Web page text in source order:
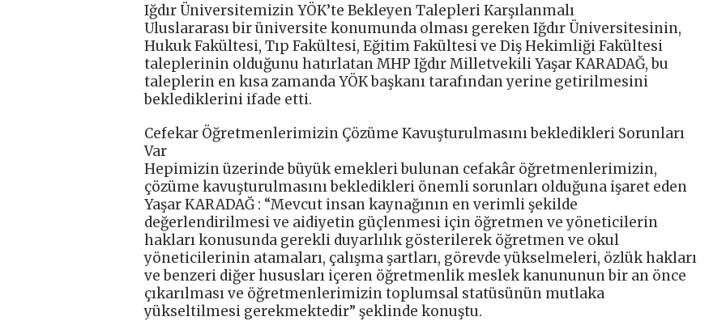
Iğdır Üniversitemizin YÖK’te Bekleyen Talepleri Karşılanmalı
Uluslararası bir üniversite konumunda olması gereken Iğdır Üniversitesinin,
Hukuk Fakültesi, Tıp Fakültesi, Eğitim Fakültesi ve Diş Hekimliği Fakültesi
taleplerinin olduğunu hatırlatan MHP Iğdır Milletvekili Yaşar KARADAĞ, bu
taleplerin en kısa zamanda YÖK başkanı tarafından yerine getirilmesini
beklediklerini ifade etti.
Cefekar Öğretmenlerimizin Çözüme Kavuşturulmasını bekledikleri Sorunları
Var
Hepimizin üzerinde büyük emekleri bulunan cefakâr öğretmenlerimizin,
çözüme kavuşturulmasını bekledikleri önemli sorunları olduğuna işaret eden
Yaşar KARADAĞ : “Mevcut insan kaynağının en verimli şekilde
değerlendirilmesi ve aidiyetin güçlenmesi için öğretmen ve yöneticilerin
hakları konusunda gerekli duyarlılık gösterilerek öğretmen ve okul
yöneticilerinin atamaları, çalışma şartları, görevde yükselmeleri, özlük hakları
ve benzeri diğer hususları içeren öğretmenlik meslek kanununun bir an önce
çıkarılması ve öğretmenlerimizin toplumsal statüsünün mutlaka
yükseltilmesi gerekmektedir” şeklinde konuştu.